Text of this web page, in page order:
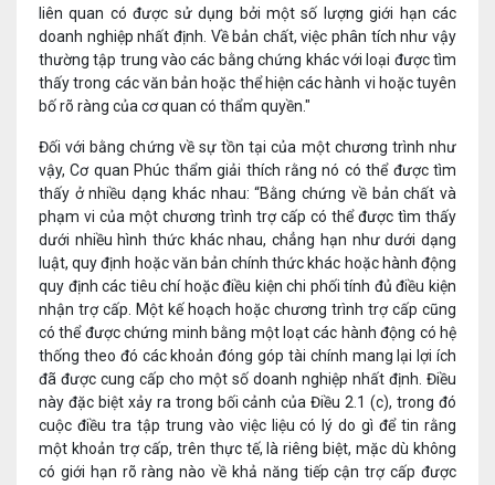
liên quan có được sử dụng bởi một số lượng giới hạn các
doanh nghiệp nhất định. Về bản chất, việc phân tích như vậy
thường tập trung vào các bằng chứng khác với loại được tìm
thấy trong các văn bản hoặc thể hiện các hành vi hoặc tuyên
bố rõ ràng của cơ quan có thẩm quyền."
Đối với bằng chứng về sự tồn tại của một chương trình như
vậy, Cơ quan Phúc thẩm giải thích rằng nó có thể được tìm
thấy ở nhiều dạng khác nhau: “Bằng chứng về bản chất và
phạm vi của một chương trình trợ cấp có thể được tìm thấy
dưới nhiều hình thức khác nhau, chẳng hạn như dưới dạng
luật, quy định hoặc văn bản chính thức khác hoặc hành động
quy định các tiêu chí hoặc điều kiện chi phối tính đủ điều kiện
nhận trợ cấp. Một kế hoạch hoặc chương trình trợ cấp cũng
có thể được chứng minh bằng một loạt các hành động có hệ
thống theo đó các khoản đóng góp tài chính mang lại lợi ích
đã được cung cấp cho một số doanh nghiệp nhất định. Điều
này đặc biệt xảy ra trong bối cảnh của Điều 2.1 (c), trong đó
cuộc điều tra tập trung vào việc liệu có lý do gì để tin rằng
một khoản trợ cấp, trên thực tế, là riêng biệt, mặc dù không
có giới hạn rõ ràng nào về khả năng tiếp cận trợ cấp được